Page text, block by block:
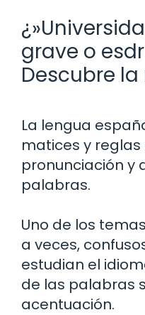
grave o
Descubre
La lengua
matices y reglas
pronunciación y
palabras.
Uno de los
a veces,
estudian el
de las palabras
acentuación.